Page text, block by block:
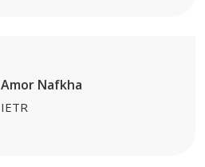
Amor Nafkha
IETR